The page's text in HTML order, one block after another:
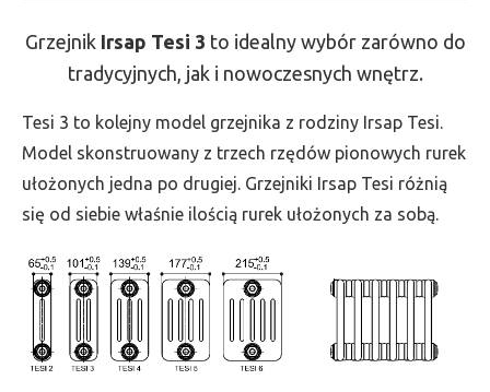
-
wys.
200,
szer.
990,
446
Grzejnik Irsap Tesi 3 to idealny wybór zarówno do
tradycyjnych, jak i nowoczesnych wnętrz.
Tesi 3 to kolejny model grzejnika z rodziny Irsap Tesi.
Model skonstruowany z trzech rzędów pionowych rurek
ułożonych jedna po drugiej. Grzejniki Irsap Tesi różnią
się od siebie właśnie ilością rurek ułożonych za sobą.